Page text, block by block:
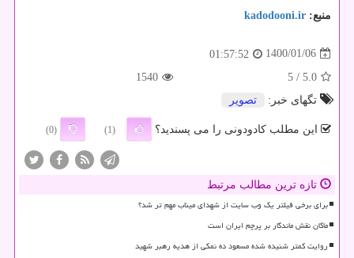
منبع: kadodooni.ir
1400/01/06
01:57:52
5.0
/ 5
1540
تگهای خبر:
تصویر
این مطلب کادودونی را می پسندید؟ (1)
(0)
تازه ترین مطالب مرتبط
برای برخی فیلتر یک وب سایت از شهدای میناب مهم تر شد؟
ماکان نقش ماندگار بر پرچم ایران است
روایت کمتر شنیده شده مسعود ده نمکی از هدیه رهبر شهید